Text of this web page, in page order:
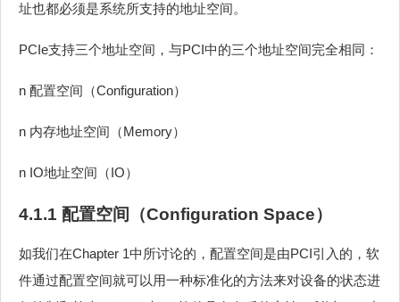
址也都必须是系统所支持的地址空间。
PCIe支持三个地址空间，与PCI中的三个地址空间完全相同：
n 配置空间（Configuration）
n 内存地址空间（Memory）
n IO地址空间（IO）
4.1.1 配置空间（Configuration Space）
如我们在Chapter 1中所讨论的，配置空间是由PCI引入的，软
件通过配置空间就可以用一种标准化的方法来对设备的状态进